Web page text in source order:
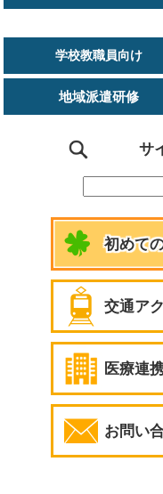
学校教職員向け
地域派遣研修
サ
初めて
交通ア
医療連
お問い